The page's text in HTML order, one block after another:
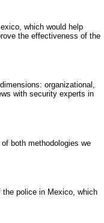
which would help
the effectiveness of the
organizational,
with security experts in
both methodologies we
police in Mexico, which